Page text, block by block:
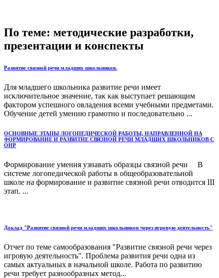
По теме: методические разработки,
презентации и конспекты
Развитие связной речи младших школьников.
Для младшего школьника развитие речи имеет
исключительное значение, так как выступает решающим
фактором успешного овладения всеми учебными предметами.
Обучение детей умению грамотно и последовательно ...
ОСНОВНЫЕ ЭТАПЫ ЛОГОПЕДИЧЕСКОЙ РАБОТЫ, НАПРАВЛЕННОЙ НА
ФОРМИРОВАНИЕ И РАЗВИТИЕ СВЯЗНОЙ РЕЧИ МЛАДШИХ ШКОЛЬНИКОВ С
ОНР
Формирование умения узнавать образцы связной речи В
системе логопедической работы в общеобразовательной
школе на формирование и развитие связной речи отводится III
этап. ...
Доклад "Развитие связной речи младших школьников через игровую деятельность"
Отчет по теме самообразования "Развитие связной речи через
игровую деятельность". Проблема развития речи одна из
самых актуальных в начальной школе. Работа по развитию
речи требует разнообразных метод...